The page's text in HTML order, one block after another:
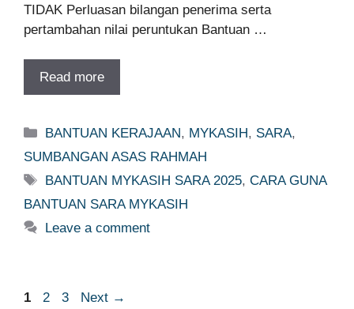
TIDAK Perluasan bilangan penerima serta
pertambahan nilai peruntukan Bantuan …
Read more
Categories
BANTUAN KERAJAAN, MYKASIH, SARA,
SUMBANGAN ASAS RAHMAH
Tags
BANTUAN MYKASIH SARA 2025,CARA GUNA
BANTUAN SARA MYKASIH
Leave a comment
Page
1 Page
2 Page
3 Next →